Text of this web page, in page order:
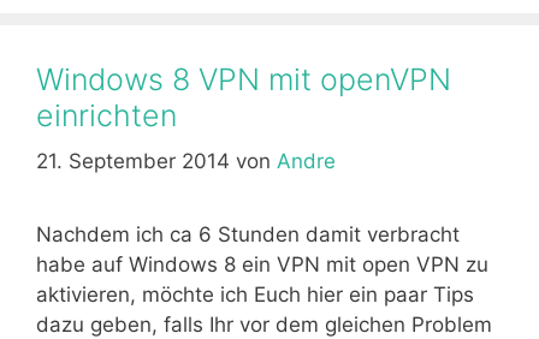
Windows 8 VPN mit openVPN
einrichten
21. September 2014 von Andre
Nachdem ich ca 6 Stunden damit verbracht
habe auf Windows 8 ein VPN mit open VPN zu
aktivieren, möchte ich Euch hier ein paar Tips
dazu geben, falls Ihr vor dem gleichen Problem